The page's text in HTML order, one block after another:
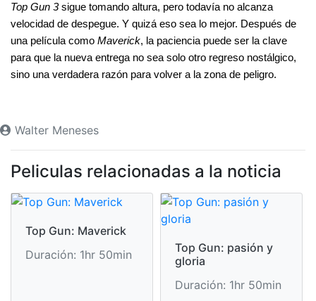
Top Gun 3 sigue tomando altura, pero todavía no alcanza
velocidad de despegue. Y quizá eso sea lo mejor. Después de
una película como Maverick, la paciencia puede ser la clave
para que la nueva entrega no sea solo otro regreso nostálgico,
sino una verdadera razón para volver a la zona de peligro.
Walter Meneses
Peliculas relacionadas a la noticia
Top Gun: Maverick
Duración: 1hr 50min
Top Gun: pasión y
gloria
Duración: 1hr 50min